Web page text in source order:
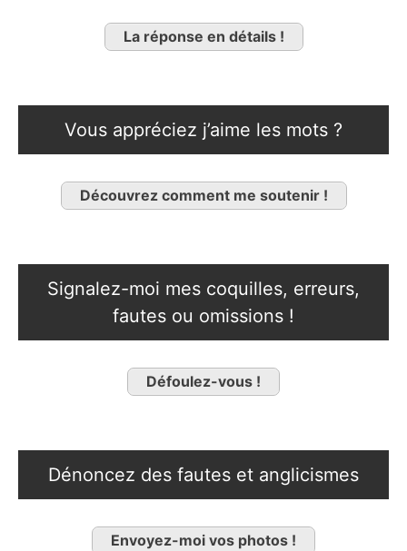
La réponse en détails !
Vous appréciez j’aime les mots ?
Découvrez comment me soutenir !
Signalez-moi mes coquilles, erreurs,
fautes ou omissions !
Défoulez-vous !
Dénoncez des fautes et anglicismes
Envoyez-moi vos photos !